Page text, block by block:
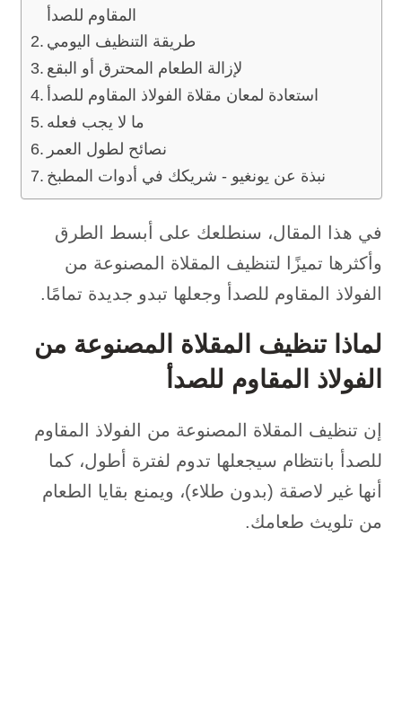
المقاوم للصدأ
طريقة التنظيف اليومي
لإزالة الطعام المحترق أو البقع
استعادة لمعان مقلاة الفولاذ المقاوم للصدأ
ما لا يجب فعله
نصائح لطول العمر
نبذة عن يونغيو - شريكك في أدوات المطبخ
في هذا المقال، سنطلعك على أبسط الطرق
وأكثرها تميزًا لتنظيف المقلاة المصنوعة من
الفولاذ المقاوم للصدأ وجعلها تبدو جديدة تمامًا.
لماذا تنظيف المقلاة المصنوعة من
الفولاذ المقاوم للصدأ
إن تنظيف المقلاة المصنوعة من الفولاذ المقاوم
للصدأ بانتظام سيجعلها تدوم لفترة أطول، كما
أنها غير لاصقة (بدون طلاء)، ويمنع بقايا الطعام
من تلويث طعامك.